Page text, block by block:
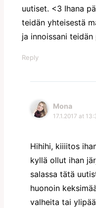
uutiset. <3 Ihana
teidän yhteisestä
ja innoissani teidän
Reply
Mona
17.1.2017 at
Hihihi, kiiiitos
kyllä ollut ihan
salassa tätä
huonoin
valheita tai